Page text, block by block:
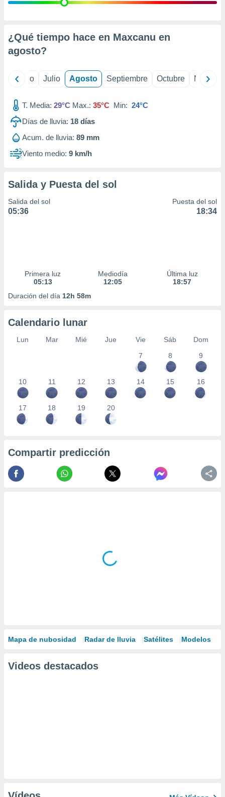
e
mediante
publicidad
de
1199
¿Qué tiempo hace en Maxcanu en
agosto?
Junio Julio Agosto Septiembre Octubre
T. Media: 29°C Max.: 35°C Min: 24°C
Días de lluvia: 18 días
Acum. de lluvia: 89 mm
Viento medio: 9 km/h
Salida y Puesta del sol
Salida del sol
05:36
Puesta del sol
18:34
Primera luz
05:13
Mediodía
12:05
Última luz
18:57
Duración del día 12h 58m
Calendario lunar
Lun Mar Mié Jue Vie Sáb
Dom
7
8 9
10 11 12 13 14 15 16
17 18 19 20
Compartir predicción
Mapa de nubosidad Radar de lluvia Satélites Modelos
Videos destacados